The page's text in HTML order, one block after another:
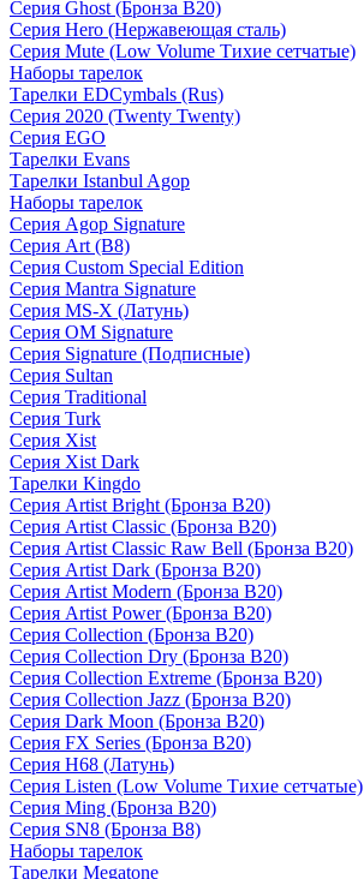
Серия Ghost (Бронза B20)
Серия Hero (Нержавеющая сталь)
Серия Mute (Low Volume Тихие сетчатые)
Наборы тарелок
Тарелки EDCymbals (Rus)
Серия 2020 (Twenty Twenty)
Серия EGO
Тарелки Evans
Тарелки Istanbul Agop
Наборы тарелок
Серия Agop Signature
Серия Art (B8)
Серия Custom Special Edition
Серия Mantra Signature
Серия MS-X (Латунь)
Серия OM Signature
Серия Signature (Подписные)
Серия Sultan
Серия Traditional
Серия Turk
Серия Xist
Серия Xist Dark
Тарелки Kingdo
Серия Artist Bright (Бронза B20)
Серия Artist Classic (Бронза B20)
Серия Artist Classic Raw Bell (Бронза B20)
Серия Artist Dark (Бронза B20)
Серия Artist Modern (Бронза B20)
Серия Artist Power (Бронза B20)
Серия Collection (Бронза B20)
Серия Collection Dry (Бронза B20)
Серия Collection Extreme (Бронза B20)
Серия Collection Jazz (Бронза B20)
Серия Dark Moon (Бронза B20)
Серия FX Series (Бронза B20)
Серия H68 (Латунь)
Серия Listen (Low Volume Тихие сетчатые)
Серия Ming (Бронза B20)
Серия SN8 (Бронза B8)
Наборы тарелок
Тарелки Megatone